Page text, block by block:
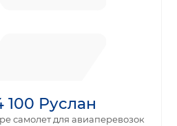
100 Руслан
самолет для авиаперевозок